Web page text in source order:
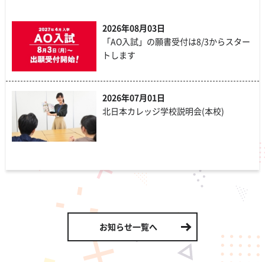
2026年08月03日
「AO入試」の願書受付は8/3からスター
トします
2026年07月01日
北日本カレッジ学校説明会(本校)
お知らせ一覧へ